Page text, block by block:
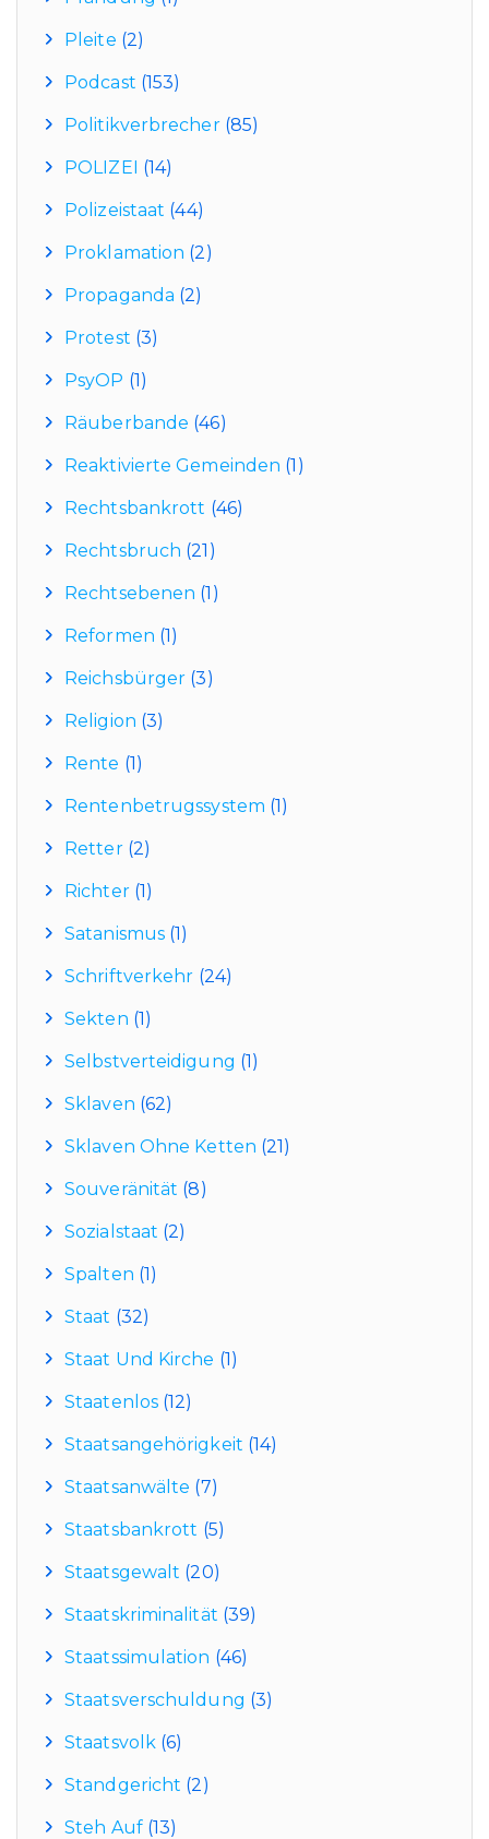
Pleite (2)
Podcast (153)
Politikverbrecher(85)
POLIZEI (14)
Polizeistaat (44)
Proklamation (2)
Propaganda (2)
Protest (3)
PsyOP (1)
Räuberbande (46)
Reaktivierte Gemeinden (1)
Rechtsbankrott (46)
Rechtsbruch (21)
Rechtsebenen (1)
Reformen (1)
Reichsbürger (3)
Religion (3)
Rente (1)
Rentenbetrugssystem (1)
Retter(2)
Richter(1)
Satanismus (1)
Schriftverkehr (24)
Sekten (1)
Selbstverteidigung (1)
Sklaven (62)
Sklaven Ohne Ketten (21)
Souveränität (8)
Sozialstaat (2)
Spalten (1)
Staat (32)
Staat Und Kirche (1)
Staatenlos (12)
Staatsangehörigkeit (14)
Staatsanwälte (7)
Staatsbankrott (5)
Staatsgewalt (20)
Staatskriminalität (39)
Staatssimulation (46)
Staatsverschuldung (3)
Staatsvolk (6)
Standgericht (2)
Steh Auf(13)